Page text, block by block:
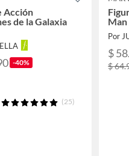
Acción
de la Galaxia
-40%
(25)
Por
$
$